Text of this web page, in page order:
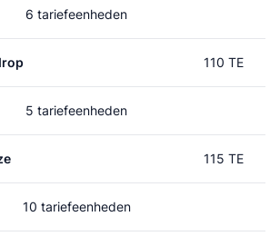
6 tariefeenheden
110 TE
5 tariefeenheden
115 TE
10 tariefeenheden